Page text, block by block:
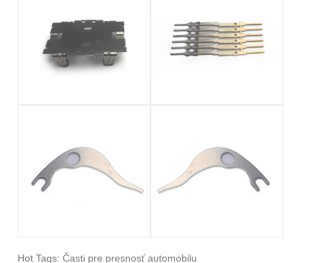
Hot Tags: Časti pre presnosť automobilu